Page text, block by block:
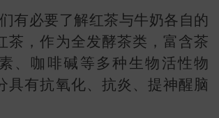
地图
有必要了解红茶与牛奶各自的
茶，作为全发酵茶类，富含茶
、咖啡碱等多种生物活性物
具有抗氧化、抗炎、提神醒脑